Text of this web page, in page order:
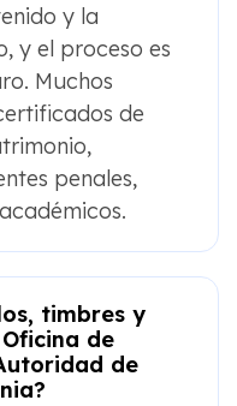
y la
y el proceso es
Muchos
de
penales,
timbres y
de
de